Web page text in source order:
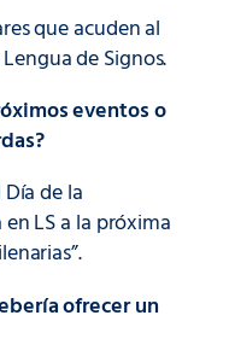
que acuden al
de Signos.
eventos o
de la
LS a la próxima
ofrecer un